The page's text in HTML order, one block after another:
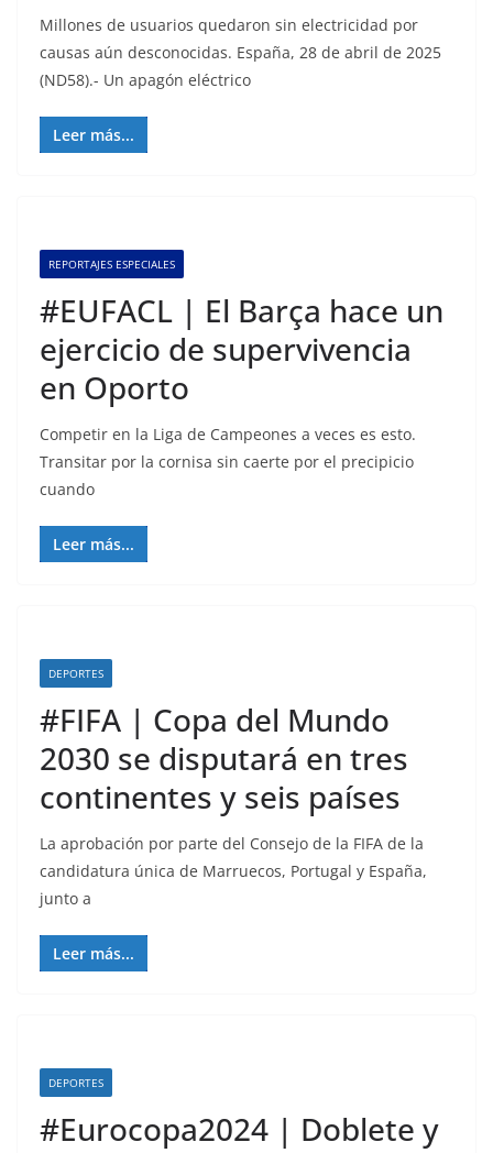
Millones de usuarios quedaron sin electricidad por
causas aún desconocidas. España, 28 de abril de 2025
(ND58).- Un apagón eléctrico
Leer más...
REPORTAJES ESPECIALES
#EUFACL | El Barça hace un
ejercicio de supervivencia
en Oporto
Competir en la Liga de Campeones a veces es esto.
Transitar por la cornisa sin caerte por el precipicio
cuando
Leer más...
DEPORTES
#FIFA | Copa del Mundo
2030 se disputará en tres
continentes y seis países
La aprobación por parte del Consejo de la FIFA de la
candidatura única de Marruecos, Portugal y España,
junto a
Leer más...
DEPORTES
#Eurocopa2024 | Doblete y